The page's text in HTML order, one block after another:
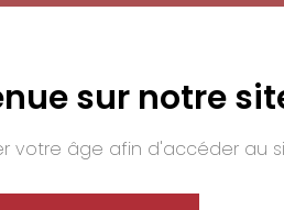
sur notre
votre âge afin d'accéder au
ZAC Espale